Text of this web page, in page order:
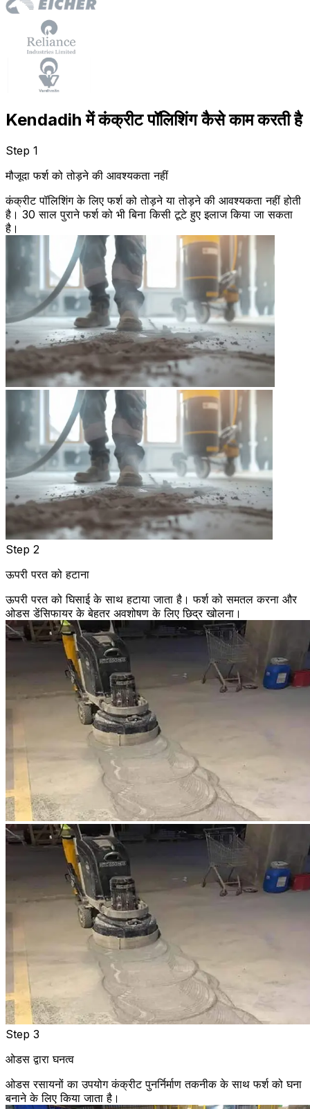
Kendadih में कंक्रीट पॉलिशिंग कैसे काम करती है
Step 1
मौजूदा फर्श को तोड़ने की आवश्यकता नहीं
कंक्रीट पॉलिशिंग के लिए फर्श को तोड़ने या तोड़ने की आवश्यकता नहीं होती
है। 30 साल पुराने फर्श को भी बिना किसी टूटे हुए इलाज किया जा सकता
है।
Step 2
ऊपरी परत को हटाना
ऊपरी परत को घिसाई के साथ हटाया जाता है। फर्श को समतल करना और
ओडस डेंसिफायर के बेहतर अवशोषण के लिए छिद्र खोलना।
Step 3
ओडस द्वारा घनत्व
ओडस रसायनों का उपयोग कंक्रीट पुनर्निर्माण तकनीक के साथ फर्श को घना
बनाने के लिए किया जाता है।